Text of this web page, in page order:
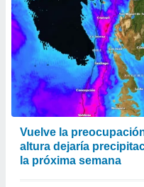
Vuelve la
altura dejaría
la próxima semana